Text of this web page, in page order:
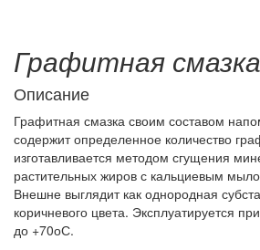
Графитная смазка
Описание
Графитная смазка своим составом
содержит определенное количество
изготавливается методом сгущения
растительных жиров с кальциевым
Внешне выглядит как однородная
коричневого цвета. Эксплуатируется
до +70оС.